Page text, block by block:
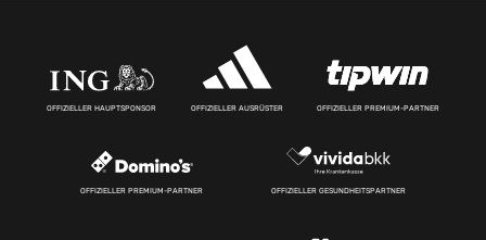
OFFIZIELLER HAUPTSPONSOR OFFIZIELLER AUSRÜSTER OFFIZIELLER PREMIUM-PARTNER
OFFIZIELLER PREMIUM-PARTNER OFFIZIELLER GESUNDHEITSPARTNER